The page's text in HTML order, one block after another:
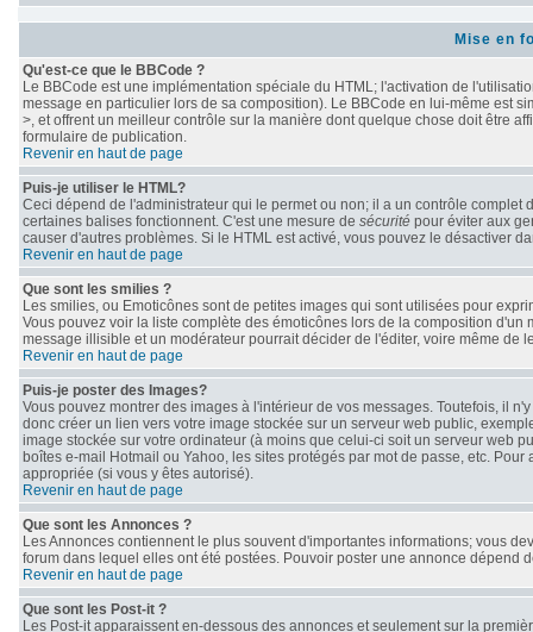
Mise en
Qu'est-ce que le BBCode ?
Le BBCode est une implémentation spéciale du HTML; l'activation de
message en particulier lors de sa composition). Le BBCode en lui-même est
>, et offrent un meilleur contrôle sur la manière dont quelque chose doit être
formulaire de publication.
Revenir en haut de page
Puis-je utiliser le HTML?
Ceci dépend de l'administrateur qui le permet ou non; il a un contrôle
certaines balises fonctionnent. C'est une mesure de sécurité pour éviter aux
causer d'autres problèmes. Si le HTML est activé, vous pouvez le désactiver
Revenir en haut de page
Que sont les smilies ?
Les smilies, ou Emoticônes sont de petites images qui sont utilisées pour
Vous pouvez voir la liste complète des émoticônes lors de la composition
message illisible et un modérateur pourrait décider de l'éditer, voire même de
Revenir en haut de page
Puis-je poster des Images?
Vous pouvez montrer des images à l'intérieur de vos messages. Toutefois, il
donc créer un lien vers votre image stockée sur un serveur web public,
image stockée sur votre ordinateur (à moins que celui-ci soit un serveur web
boîtes e-mail Hotmail ou Yahoo, les sites protégés par mot de passe, etc.
appropriée (si vous y êtes autorisé).
Revenir en haut de page
Que sont les Annonces ?
Les Annonces contiennent le plus souvent d'importantes informations; vous
forum dans lequel elles ont été postées. Pouvoir poster une annonce dépend
Revenir en haut de page
Que sont les Post-it ?
Les Post-it apparaissent en-dessous des annonces et seulement sur la